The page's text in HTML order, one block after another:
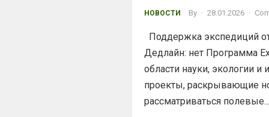
НОВОСТИ By · 28.01.2026 ·
Поддержка экспедиций
Дедлайн: нет Программа
области науки, экологии
проекты, раскрывающие
рассматриваться